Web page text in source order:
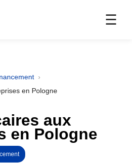
☰
en Pologne
aux
en Pologne